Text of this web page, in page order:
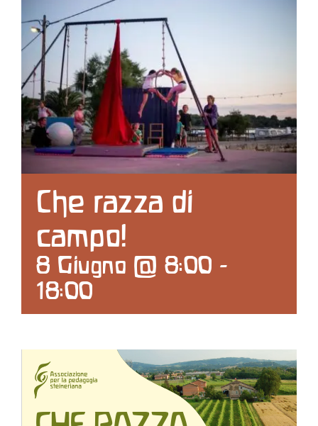
Contattaci
Search
for:
Che razza di
campo!
8 Giugno @ 8:00 -
18:00